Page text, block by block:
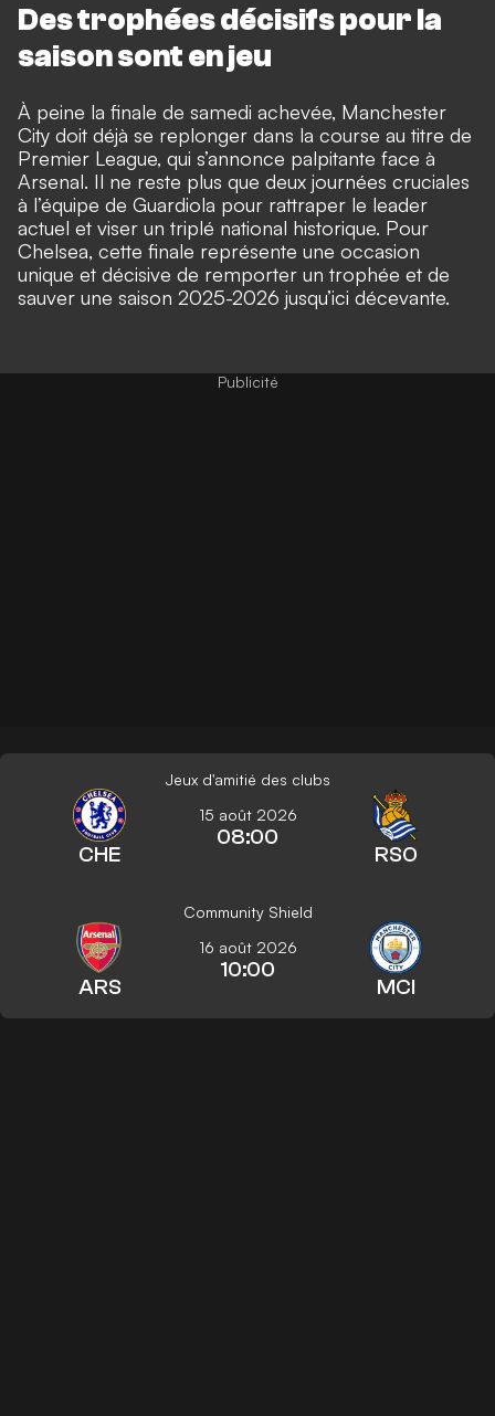
Des trophées décisifs pour la
saison sont en jeu
À peine la finale de samedi achevée, Manchester
City doit déjà se replonger dans la course au titre de
Premier League, qui s’annonce palpitante face à
Arsenal. Il ne reste plus que deux journées cruciales
à l’équipe de Guardiola pour rattraper le leader
actuel et viser un triplé national historique. Pour
Chelsea, cette finale représente une occasion
unique et décisive de remporter un trophée et de
sauver une saison 2025-2026 jusqu’ici décevante.
Jeux d'amitié des clubs
CHE
15 août 2026
08:00
RSO
Community Shield
ARS
16 août 2026
10:00
MCI